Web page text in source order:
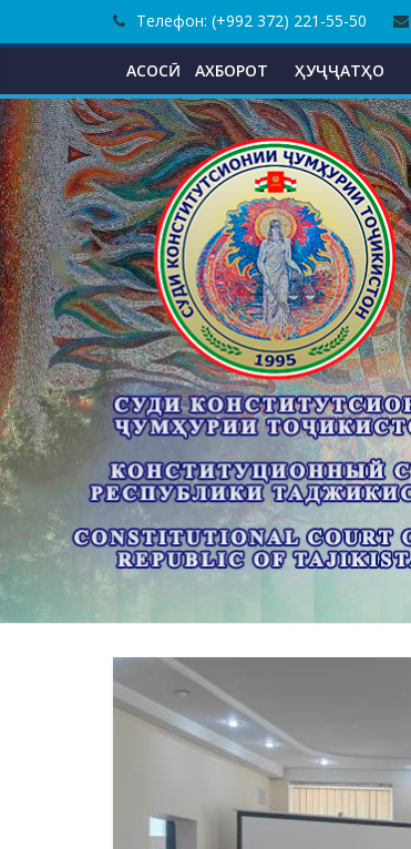
to
Телефон: (+992 372) 221-55-50
АСОСӢ АХБОРОТ ҲУҶҶАТҲО